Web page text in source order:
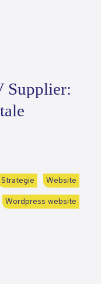
Supplier:
Strategie Website
Wordpress website